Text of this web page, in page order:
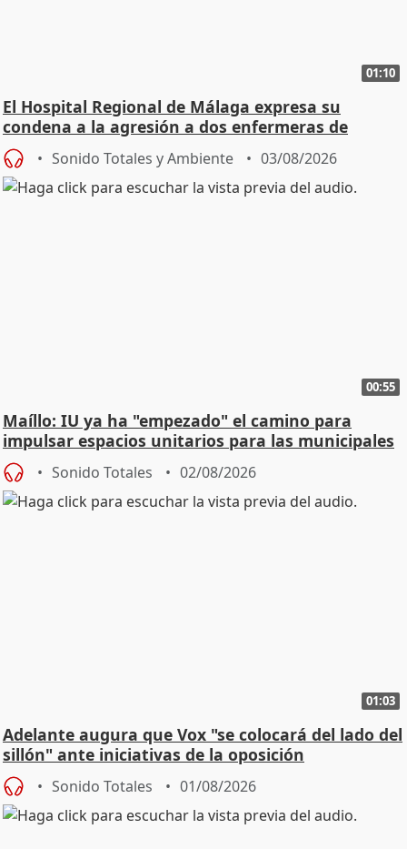
01:10
El Hospital Regional de Málaga expresa su
condena a la agresión a dos enfermeras de
Urgencias
Sonido Totales y Ambiente 03/08/2026
00:55
Maíllo: IU ya ha "empezado" el camino para
impulsar espacios unitarios para las municipales
Sonido Totales 02/08/2026
01:03
Adelante augura que Vox "se colocará del lado del
sillón" ante iniciativas de la oposición
Sonido Totales 01/08/2026